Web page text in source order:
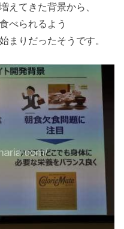
えてきた背景から、
べられるよう
まりだったそうです。